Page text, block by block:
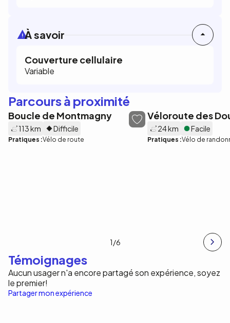
À savoir
Couverture cellulaire
Variable
Parcours à proximité
Boucle de Montmagny
113 km Difficile
Pratiques :Vélo de route
Véloroute des
24 km Facile
Pratiques :Vélo de
1/6
Témoignages
Aucun usager n'a encore partagé son expérience, soyez
le premier!
Partager mon expérience